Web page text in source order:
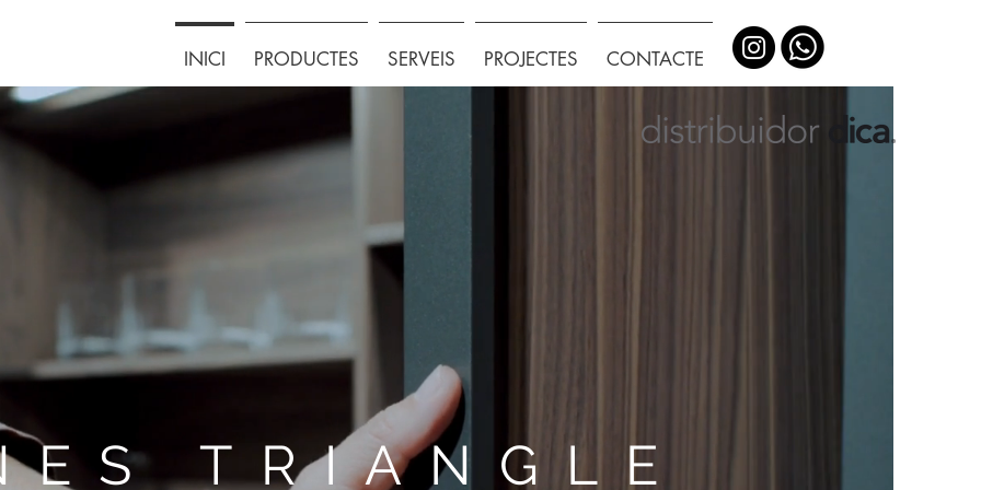
INICI PRODUCTES SERVEIS PROJECTES CONTACTE
TRIANGLE